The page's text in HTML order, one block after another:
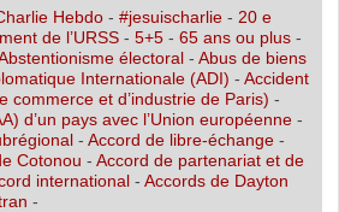
Hebdo- #jesuischarlie- 20 e
de l’URSS- 5+5- 65 ans ou plus-
électoral- Abus de biens
Internationale (ADI) - Accident
commerce et d’industrie de Paris) -
d’un pays avec l’Union européenne-
- Accord de libre-échange-
Cotonou - Accord de partenariat et de
international- Accords de Dayton
-